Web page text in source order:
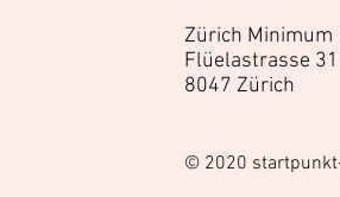
Zürich Minimum
Flüelastrasse 31
8047 Zürich
© 2020